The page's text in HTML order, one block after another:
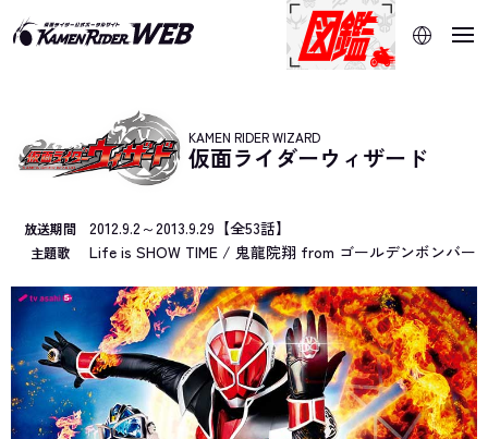
当サイトでは、機械的な自動翻訳サービスを使用していま
す。指定した言語に切り替わらないページは、ブラウザの翻
訳機能をご利用ください。
KAMEN RIDER WIZARD
仮面ライダーウィザード
放送期間 2012.9.2～2013.9.29【全53話】
主題歌 Life is SHOW TIME / 鬼龍院翔 from ゴールデンボンバー